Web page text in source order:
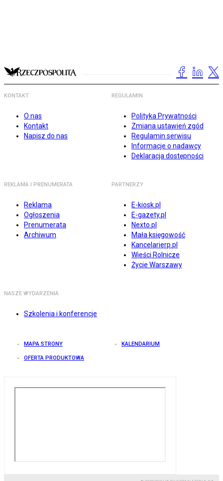
KONTAKT
O nas
Kontakt
Napisz do nas
REGULAMIN
Polityka Prywatności
Zmiana ustawień zgód
Regulamin serwisu
Informacje o nadawcy
Deklaracja dostępności
REKLAMA I PRENUMERATA
Reklama
Ogłoszenia
Prenumerata
Archiwum
PARTNERZY
E-kiosk.pl
E-gazety.pl
Nexto.pl
Mała księgowość
Kancelarierp.pl
Wieści Rolnicze
Życie Warszawy
NASZE WYDARZENIA
Szkolenia i konferencje
MAPA STRONY KALENDARIUM
OFERTA PRODUKTOWA